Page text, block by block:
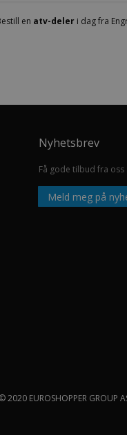
en atv-deleri dag fra
Nyhetsbrev
Få gode tilbud fra oss
Meld meg på
2020 EUROSHOPPER